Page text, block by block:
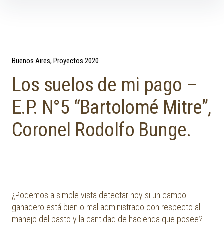
Buenos Aires Proyectos 2020
Los suelos de mi pago –
E.P. N°5 “Bartolomé Mitre”,
Coronel Rodolfo Bunge.
¿Podemos a simple vista detectar hoy si un campo
ganadero está bien o mal administrado con respecto al
manejo del pasto y la cantidad de hacienda que posee?